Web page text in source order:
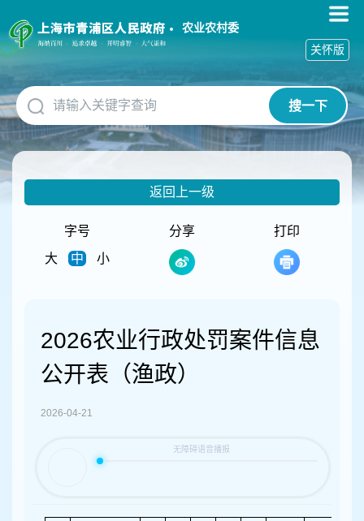
障
碍
作
说
明
跳
到
网
农业农村委
搜一下
关怀版
返回上一级
字号
大
中 小
分享 打印
2026农业行政处罚案件信息
公开表（渔政）
2026-04-21